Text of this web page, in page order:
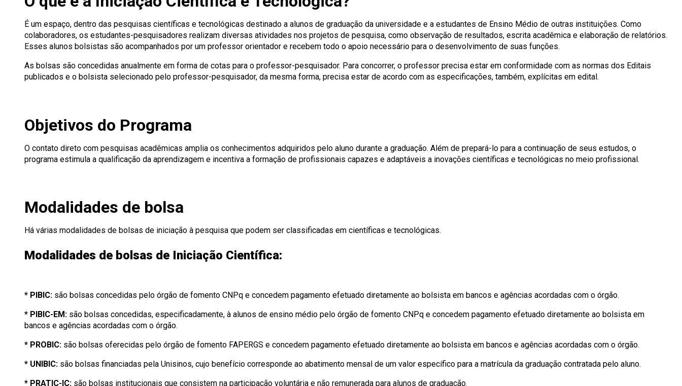
É um espaço, dentro das pesquisas científicas e tecnológicas destinado a alunos de graduação da universidade e a estudantes de Ensino Médio de outras instituições. Como
colaboradores, os estudantes-pesquisadores realizam diversas atividades nos projetos de pesquisa, como observação de resultados, escrita acadêmica e elaboração de relatórios.
Esses alunos bolsistas são acompanhados por um professor orientador e recebem todo o apoio necessário para o desenvolvimento de suas funções.
As bolsas são concedidas anualmente em forma de cotas para o professor-pesquisador. Para concorrer, o professor precisa estar em conformidade com as normas dos Editais
publicados e o bolsista selecionado pelo professor-pesquisador, da mesma forma, precisa estar de acordo com as especificações, também, explícitas em edital.
Objetivos do Programa
O contato direto com pesquisas acadêmicas amplia os conhecimentos adquiridos pelo aluno durante a graduação. Além de prepará-lo para a continuação de seus estudos, o
programa estimula a qualificação da aprendizagem e incentiva a formação de profissionais capazes e adaptáveis a inovações científicas e tecnológicas no meio profissional.
Modalidades de bolsa
Há várias modalidades de bolsas de iniciação à pesquisa que podem ser classificadas em científicas e tecnológicas.
Modalidades de bolsas de Iniciação Científica:
* PIBIC: são bolsas concedidas pelo órgão de fomento CNPq e concedem pagamento efetuado diretamente ao bolsista em bancos e agências acordadas com o órgão.
* PIBIC-EM: são bolsas concedidas, especificadamente, à alunos de ensino médio pelo órgão de fomento CNPq e concedem pagamento efetuado diretamente ao bolsista em
bancos e agências acordadas com o órgão.
* PROBIC: são bolsas oferecidas pelo órgão de fomento FAPERGS e concedem pagamento efetuado diretamente ao bolsista em bancos e agências acordadas com o órgão.
* UNIBIC: são bolsas financiadas pela Unisinos, cujo benefício corresponde ao abatimento mensal de um valor específico para a matrícula da graduação contratada pelo aluno.
* PRATIC-IC: são bolsas institucionais que consistem na participação voluntária e não remunerada para alunos de graduação.